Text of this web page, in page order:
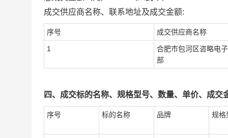
成交供应商名称、联系地址及成交金额:
序号 成交供应商名称
1
合肥市包河区咨略电
部
四、成交标的名称、规格型号、数量、单价、成交
序号 标的名称 品牌 规格